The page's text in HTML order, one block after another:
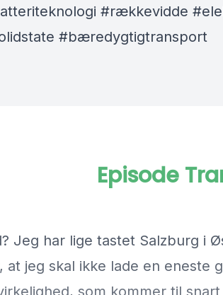
#rækkevidde
#bæredygtigtransport
Episode